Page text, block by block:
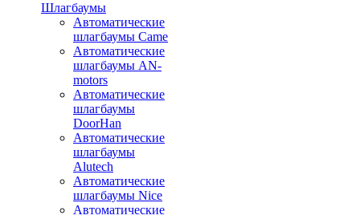
Шлагбаумы
Автоматические
шлагбаумы Came
Автоматические
шлагбаумы AN-
motors
Автоматические
шлагбаумы
DoorHan
Автоматические
шлагбаумы
Alutech
Автоматические
шлагбаумы Nice
Автоматические